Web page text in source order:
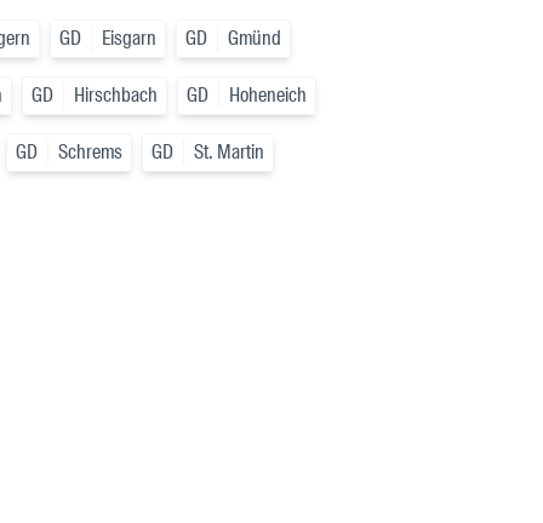
GD Eisgarn GD Gmünd
GD Hirschbach GD Hoheneich
GD Schrems GD St. Martin